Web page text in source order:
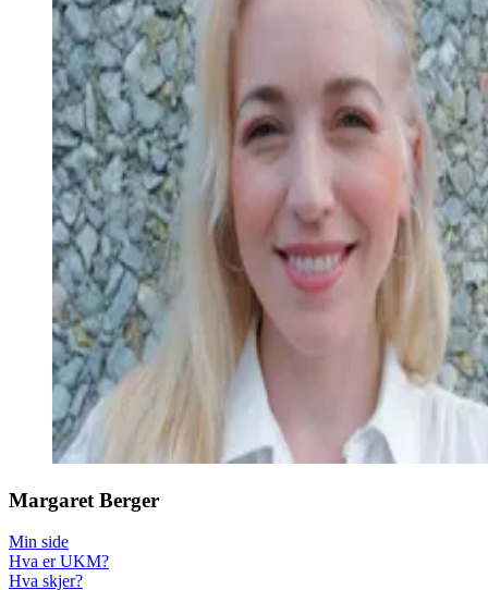
Margaret Berger
Min side
Hva er UKM?
Hva skjer?